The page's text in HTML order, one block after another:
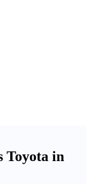
Toyota in